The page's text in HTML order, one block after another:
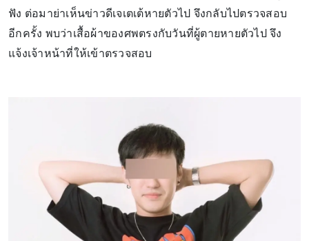
ฟัง ต่อมาย่าเห็นข่าวดีเจเตเต้หายตัวไป จึงกลับไปตรวจสอบ
อีกครั้ง พบว่าเสื้อผ้าของศพตรงกับวันที่ผู้ตายหายตัวไป จึง
แจ้งเจ้าหน้าที่ให้เข้าตรวจสอบ